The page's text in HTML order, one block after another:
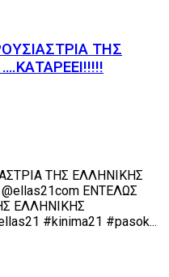
ΤΗΣ
ΤΗΣ ΕΛΛΗΝΙΚΗΣ
ΕΝΤΕΛΩΣ
ΕΛΛΗΝΙΚΗΣ
#kinima21 #pasok...